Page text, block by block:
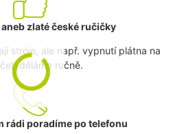
zlaté české ručičky
stroje, ale např. vypnutí plátna na
děláme ručně.
rádi poradíme po telefonu